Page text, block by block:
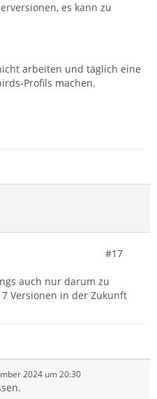
es kann zu
arbeiten und täglich eine
Profils machen.
#17
auch nur darum zu
Versionen in der Zukunft
2024 um 20:30